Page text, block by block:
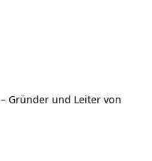
– Gründer und Leiter von